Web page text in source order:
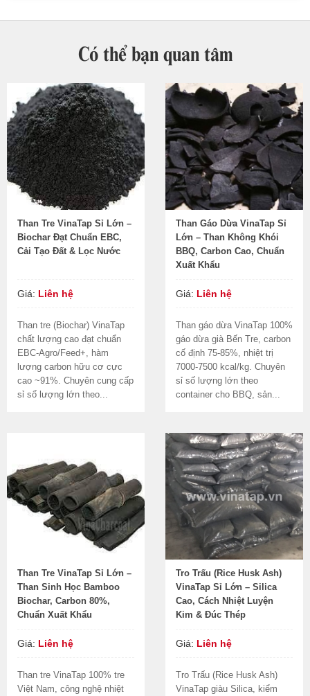
Có thể bạn quan tâm
Than Tre VinaTap Sỉ Lớn –
Biochar Đạt Chuẩn EBC,
Cải Tạo Đất & Lọc Nước
Giá: Liên hệ
Than tre (Biochar) VinaTap
chất lượng cao đạt chuẩn
EBC-Agro/Feed+, hàm
lượng carbon hữu cơ cực
cao ~91%. Chuyên cung cấp
sỉ số lượng lớn theo...
Than Gáo Dừa VinaTap Sỉ
Lớn – Than Không Khói
BBQ, Carbon Cao, Chuẩn
Xuất Khẩu
Giá: Liên hệ
Than gáo dừa VinaTap 100%
gáo dừa già Bến Tre, carbon
cố định 75-85%, nhiệt trị
7000-7500 kcal/kg. Chuyên
sỉ số lượng lớn theo
container cho BBQ, sản...
Than Tre VinaTap Sỉ Lớn –
Than Sinh Học Bamboo
Biochar, Carbon 80%,
Chuẩn Xuất Khẩu
Giá: Liên hệ
Than tre VinaTap 100% tre
Việt Nam, công nghệ nhiệt
Tro Trấu (Rice Husk Ash)
VinaTap Sỉ Lớn – Silica
Cao, Cách Nhiệt Luyện
Kim & Đúc Thép
Giá: Liên hệ
Tro Trấu (Rice Husk Ash)
VinaTap giàu Silica, kiểm